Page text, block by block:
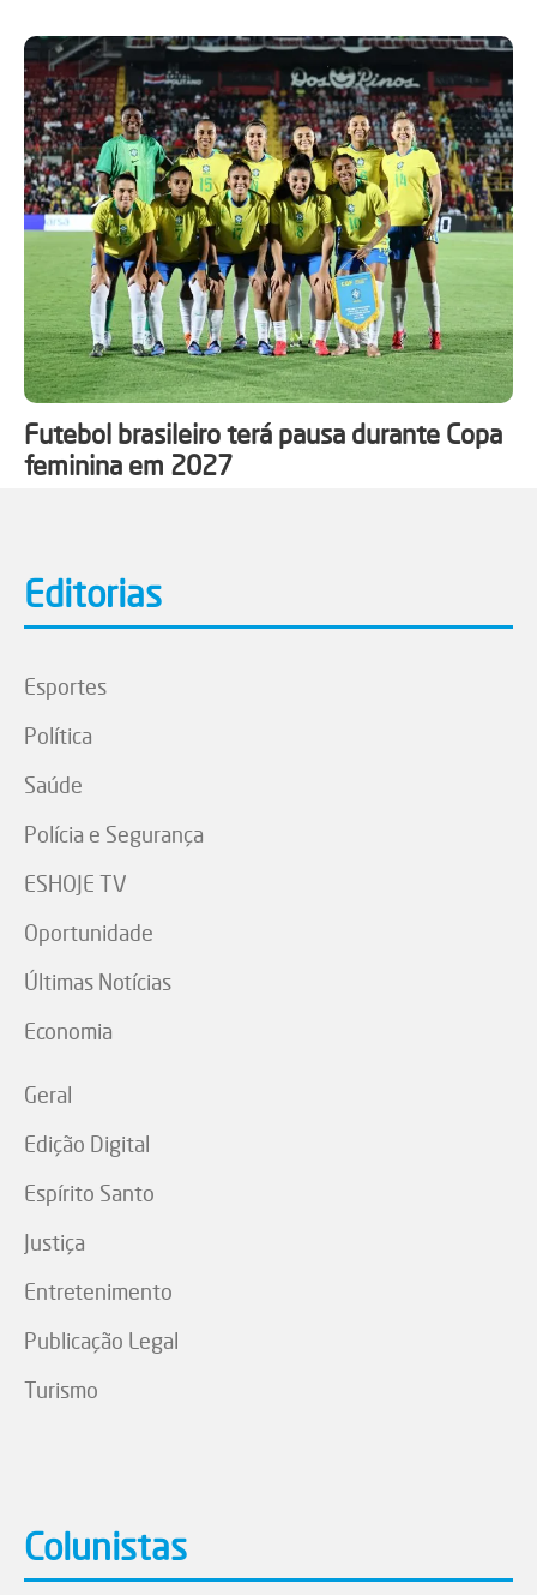
Futebol brasileiro terá pausa durante Copa
feminina em 2027
Editorias
Esportes
Política
Saúde
Polícia e Segurança
ESHOJE TV
Oportunidade
Últimas Notícias
Economia
Geral
Edição Digital
Espírito Santo
Justiça
Entretenimento
Publicação Legal
Turismo
Colunistas